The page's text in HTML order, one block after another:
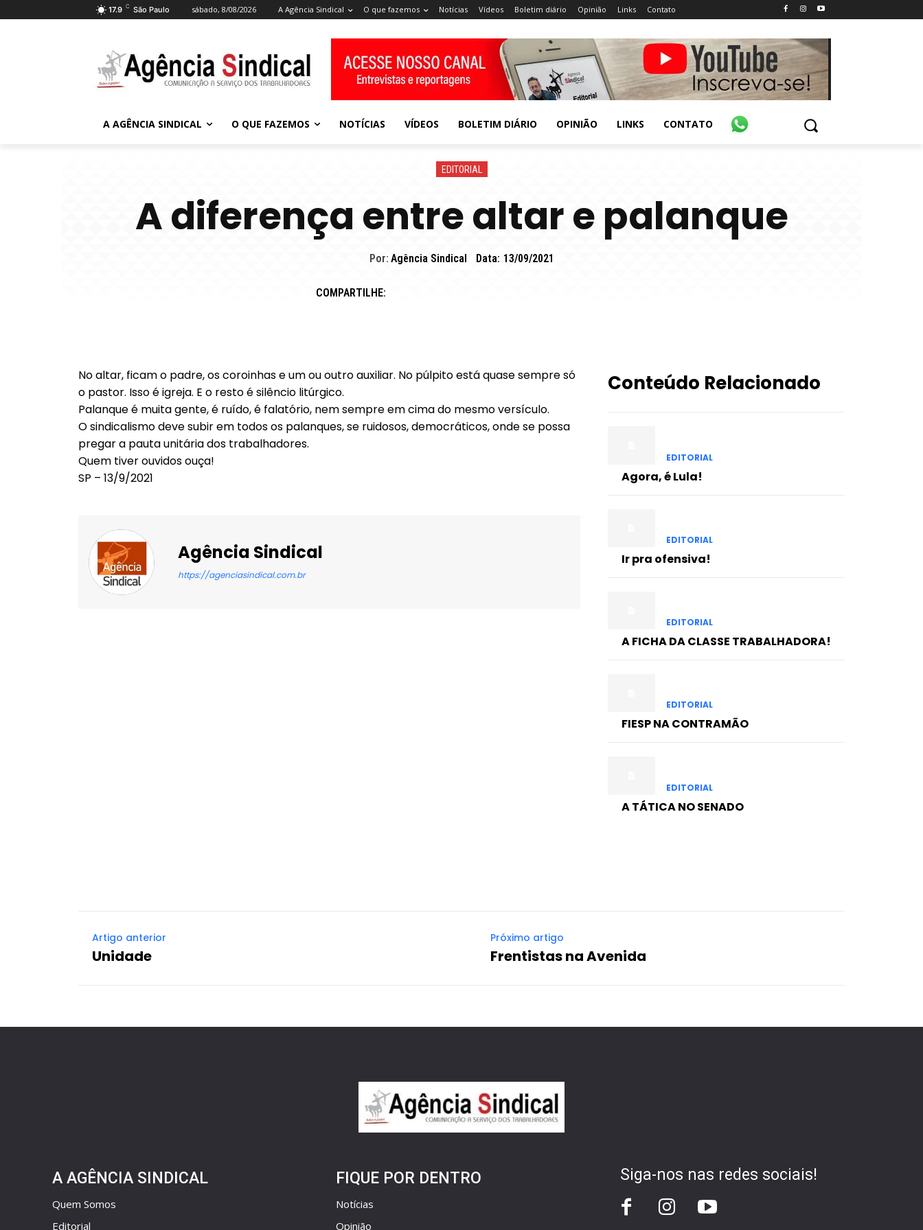
17.9 C São Paulo sábado, 8/08/2026 A Agência Sindical O que fazemos Notícias Vídeos Boletim diário Opinião Links Contato
A AGÊNCIA SINDICAL O QUE FAZEMOS NOTÍCIAS VÍDEOS BOLETIM DIÁRIO OPINIÃO LINKS CONTATO
EDITORIAL
A diferença entre altar e palanque
Por: Agência Sindical Data: 13/09/2021
COMPARTILHE:
No altar, ficam o padre, os coroinhas e um ou outro auxiliar. No púlpito está quase sempre só
o pastor. Isso é igreja. E o resto é silêncio litúrgico.
Palanque é muita gente, é ruído, é falatório, nem sempre em cima do mesmo versículo.
O sindicalismo deve subir em todos os palanques, se ruidosos, democráticos, onde se possa
pregar a pauta unitária dos trabalhadores.
Quem tiver ouvidos ouça!
SP – 13/9/2021
Agência Sindical
https://agenciasindical.com.br
Conteúdo Relacionado
EDITORIAL
Agora, é Lula!
EDITORIAL
Ir pra ofensiva!
EDITORIAL
A FICHA DA CLASSE TRABALHADORA!
EDITORIAL
FIESP NA CONTRAMÃO
EDITORIAL
A TÁTICA NO SENADO
Artigo anterior
Unidade
Próximo artigo
Frentistas na Avenida
A AGÊNCIA SINDICAL
Quem Somos
Editorial
FIQUE POR DENTRO
Notícias
Opinião
Siga-nos nas redes sociais!